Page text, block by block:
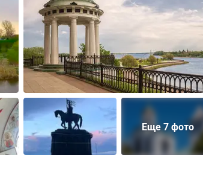
Еще 7 фото